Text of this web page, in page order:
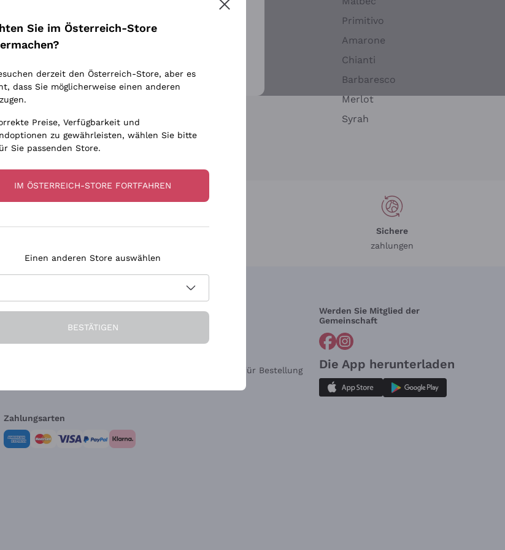
Occhipinti Arianna
Biondi Santi
Argiolas
Zenato
Ca' dei Frati
Chardonnay
Primitivo
Amarone
Chianti
Barbaresco
Merlot
Syrah
Sichere
zahlungen
Die Firma Brauchen Sie Hilfe?
Widerrufsformular für Bestellung
Werden Sie Mitglied der
Gemeinschaft
Die App herunterladen
Zahlungsarten
finden Sie in unserem Datenschutz-Bestimmungen
Sie im Österreich-Store
derzeit den Österreich-Store, aber es
dass Sie möglicherweise einen anderen
Preise, Verfügbarkeit und
zu gewährleisten, wählen Sie bitte
Sie passenden Store.
IM ÖSTERREICH-STORE FORTFAHREN
Einen anderen Store auswählen
BESTÄTIGEN